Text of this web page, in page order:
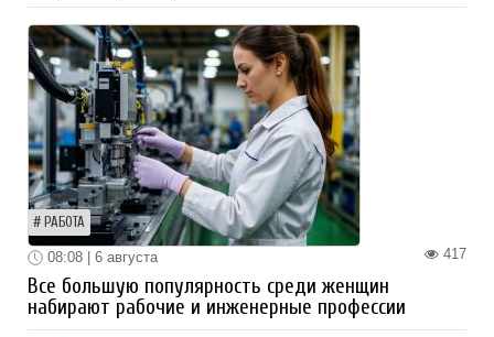
РАБОТА
417
08:08 | 6 августа
Все большую популярность среди женщин
набирают рабочие и инженерные профессии